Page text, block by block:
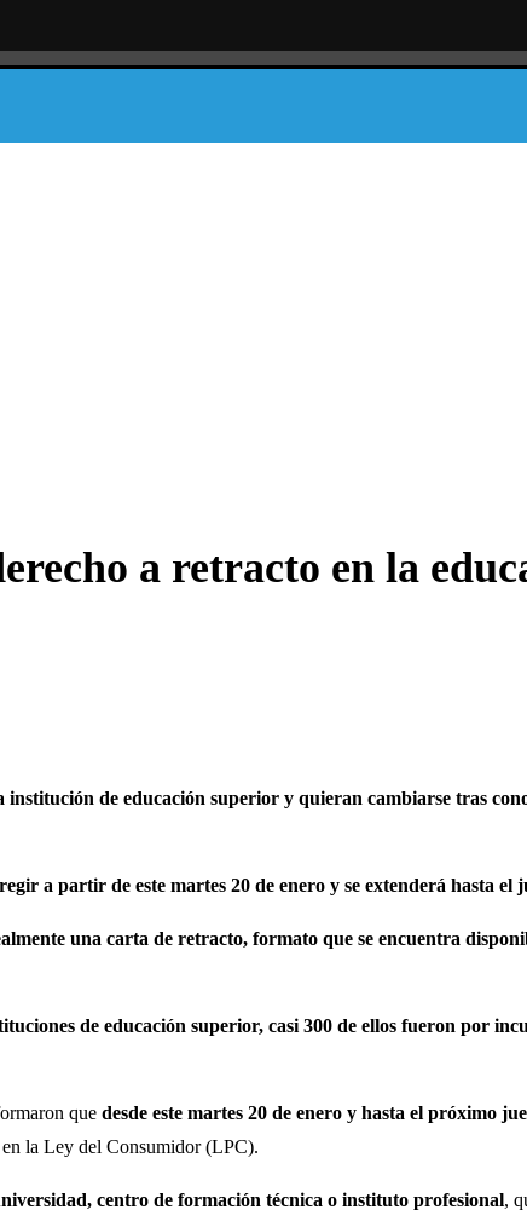
a retracto en la
institución de educación superior y quieran cambiarse tras
a partir de este martes 20 de enero y se extenderá hasta el
una carta de retracto, formato que se encuentra
de educación superior, casi 300 de ellos fueron por
que desde este martes 20 de enero y hasta el próximo
en la Ley del Consumidor (LPC).
centro de formación técnica o instituto profesional,